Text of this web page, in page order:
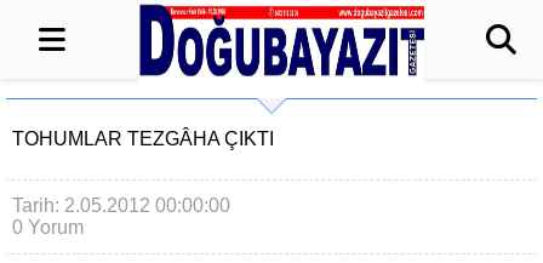
TOHUMLAR TEZGÂHA ÇIKTI
Tarih: 2.05.2012 00:00:00
0 Yorum